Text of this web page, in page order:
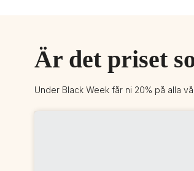
Är det priset
Under Black Week får ni 20% på alla